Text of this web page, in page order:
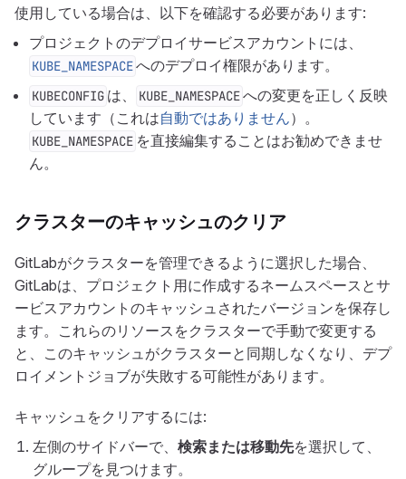
使用している場合は、以下を確認する必要があります:
プロジェクトのデプロイサービスアカウントには、
KUBE_NAMESPACEへのデプロイ権限があります。
KUBECONFIG は、 KUBE_NAMESPACEへの変更を正しく反映
しています（これは自動ではありません）。
KUBE_NAMESPACE を直接編集することはお勧めできませ
ん。
クラスターのキャッシュのクリア
GitLabがクラスターを管理できるように選択した場合、
GitLabは、プロジェクト用に作成するネームスペースとサ
ービスアカウントのキャッシュされたバージョンを保存し
ます。これらのリソースをクラスターで手動で変更する
と、このキャッシュがクラスターと同期しなくなり、デプ
ロイメントジョブが失敗する可能性があります。
キャッシュをクリアするには:
左側のサイドバーで、 検索または移動先を選択して、
グループを見つけます。